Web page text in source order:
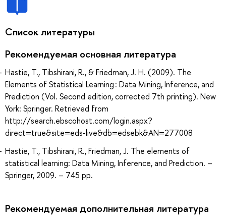
Список литературы
Рекомендуемая основная литература
Hastie, T., Tibshirani, R., & Friedman, J. H. (2009). The
Elements of Statistical Learning : Data Mining, Inference, and
Prediction (Vol. Second edition, corrected 7th printing). New
York: Springer. Retrieved from
http://search.ebscohost.com/login.aspx?
direct=true&site=eds-live&db=edsebk&AN=277008
Hastie, T., Tibshirani, R., Friedman, J. The elements of
statistical learning: Data Mining, Inference, and Prediction. –
Springer, 2009. – 745 pp.
Рекомендуемая дополнительная литература